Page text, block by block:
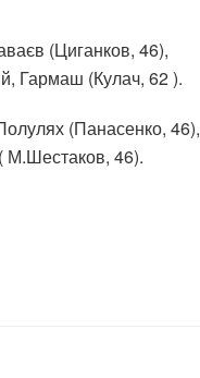
(Циганков, 46),
Гармаш (Кулач, 62 ).
(Панасенко, 46),
М.Шестаков, 46).